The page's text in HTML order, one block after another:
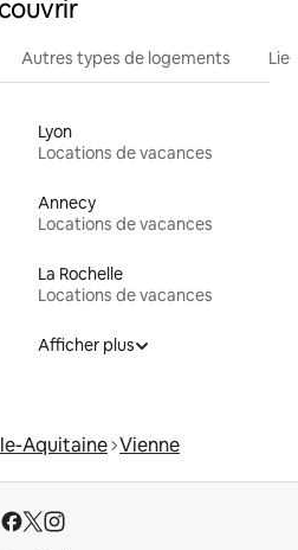
Autres types de logements
Lyon
Locations de vacances
Annecy
Locations de vacances
La Rochelle
Locations de vacances
Afficher plus
Aquitaine Vienne